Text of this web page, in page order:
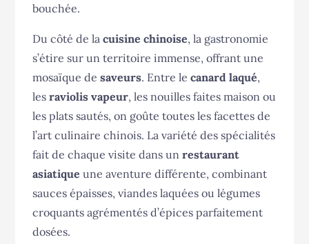
bouchée.
Du côté de lacuisine chinoise, la gastronomie
s’étire sur un territoire immense, offrant une
mosaïque desaveurs. Entre lecanard laqué,
lesraviolis vapeur, les nouilles faites maison ou
les plats sautés, on goûte toutes les facettes de
l’art culinaire chinois. La variété des spécialités
fait de chaque visite dans unrestaurant
asiatique une aventure différente, combinant
sauces épaisses, viandes laquées ou légumes
croquants agrémentés d’épices parfaitement
dosées.